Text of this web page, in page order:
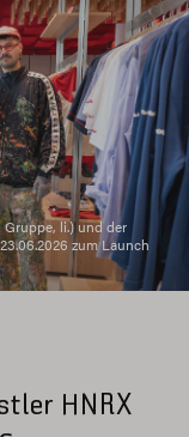
li.) und der
zum Launch
HNRX